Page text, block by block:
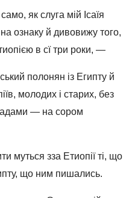
як слуга мій Ісаїя
ознаку й дивовижу того,
в сї три роки, —
полонян із Египту й
молодих і старих, без
— на сором
муться зза Етиопії ті, що
що ним пишались.